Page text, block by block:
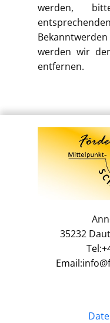
werden,
werden wir
entfernen.
35232